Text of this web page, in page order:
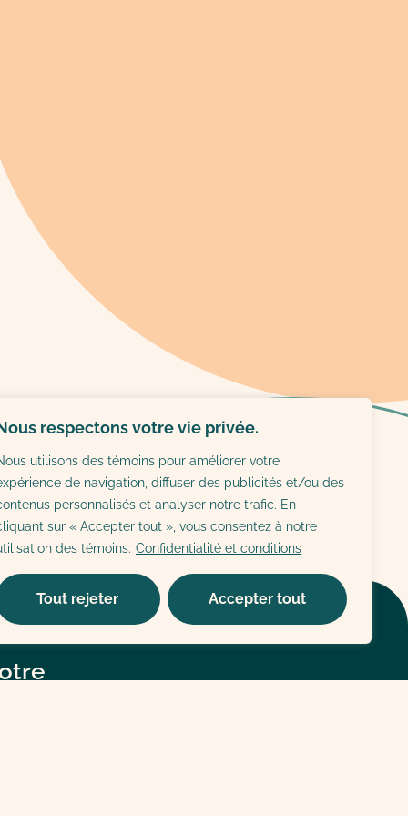
respectons votre vie privée.
utilisons des témoins pour améliorer votre
de navigation, diffuser des publicités et/ou des
personnalisés et analyser notre trafic. En
sur « Accepter tout », vous consentez à notre
des témoins. Confidentialité et conditions
Tout rejeter Accepter tout